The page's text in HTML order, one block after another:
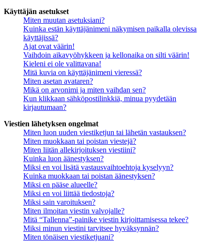
Käyttäjän asetukset
Miten muutan asetuksiani?
Kuinka estän käyttäjänimeni näkymisen paikalla olevissa
käyttäjissä?
Ajat ovat väärin!
Vaihdoin aikavyöhykkeen ja kellonaika on silti väärin!
Kieleni ei ole valittavana!
Mitä kuvia on käyttäjänimeni vieressä?
Miten asetan avataren?
Mikä on arvonimi ja miten vaihdan sen?
Kun klikkaan sähköpostilinkkiä, minua pyydetään
kirjautumaan?
Viestien lähetyksen ongelmat
Miten luon uuden viestiketjun tai lähetän vastauksen?
Miten muokkaan tai poistan viestejä?
Miten liitän allekirjoituksen viestiini?
Kuinka luon äänestyksen?
Miksi en voi lisätä vastausvaihtoehtoja kyselyyn?
Kuinka muokkaan tai poistan äänestyksen?
Miksi en pääse alueelle?
Miksi en voi liittää tiedostoja?
Miksi sain varoituksen?
Miten ilmoitan viestin valvojalle?
Mitä “Tallenna”-painike viestin kirjoittamisessa tekee?
Miksi minun viestini tarvitsee hyväksynnän?
Miten tönäisen viestiketjuani?